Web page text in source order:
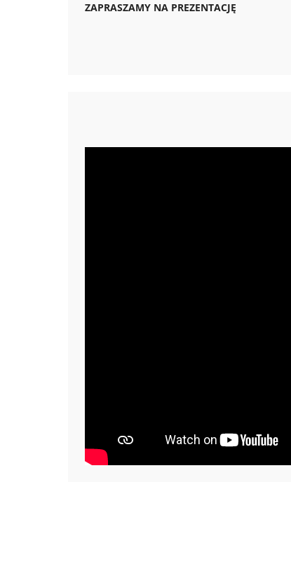
ZAPRASZAMY NA PREZENTACJĘ